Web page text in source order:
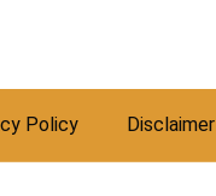
Policy Disclaimer